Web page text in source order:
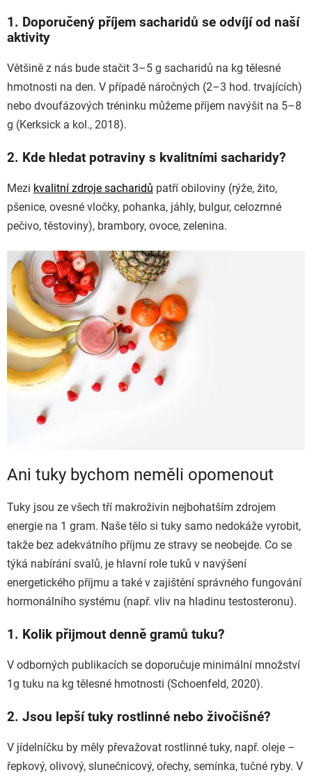
1. Doporučený příjem sacharidů se odvíjí od naší
aktivity
Většině z nás bude stačit 3–5 g sacharidů na kg tělesné
hmotnosti na den. V případě náročných (2–3 hod. trvajících)
nebo dvoufázových tréninku můžeme příjem navýšit na 5–8
g (Kerksick a kol., 2018).
2. Kde hledat potraviny s kvalitními sacharidy?
Mezi kvalitní zdroje sacharidů patří obiloviny (rýže, žito,
pšenice, ovesné vločky, pohanka, jáhly, bulgur, celozrnné
pečivo, těstoviny), brambory, ovoce, zelenina.
Ani tuky bychom neměli opomenout
Tuky jsou ze všech tří makroživin nejbohatším zdrojem
energie na 1 gram. Naše tělo si tuky samo nedokáže vyrobit,
takže bez adekvátního příjmu ze stravy se neobejde. Co se
týká nabírání svalů, je hlavní role tuků v navýšení
energetického příjmu a také v zajištění správného fungování
hormonálního systému (např. vliv na hladinu testosteronu).
1. Kolik přijmout denně gramů tuku?
V odborných publikacích se doporučuje minimální množství
1g tuku na kg tělesné hmotnosti (Schoenfeld, 2020).
2. Jsou lepší tuky rostlinné nebo živočišné?
V jídelníčku by měly převažovat rostlinné tuky, např. oleje –
řepkový, olivový, slunečnicový, ořechy, semínka, tučné ryby. V